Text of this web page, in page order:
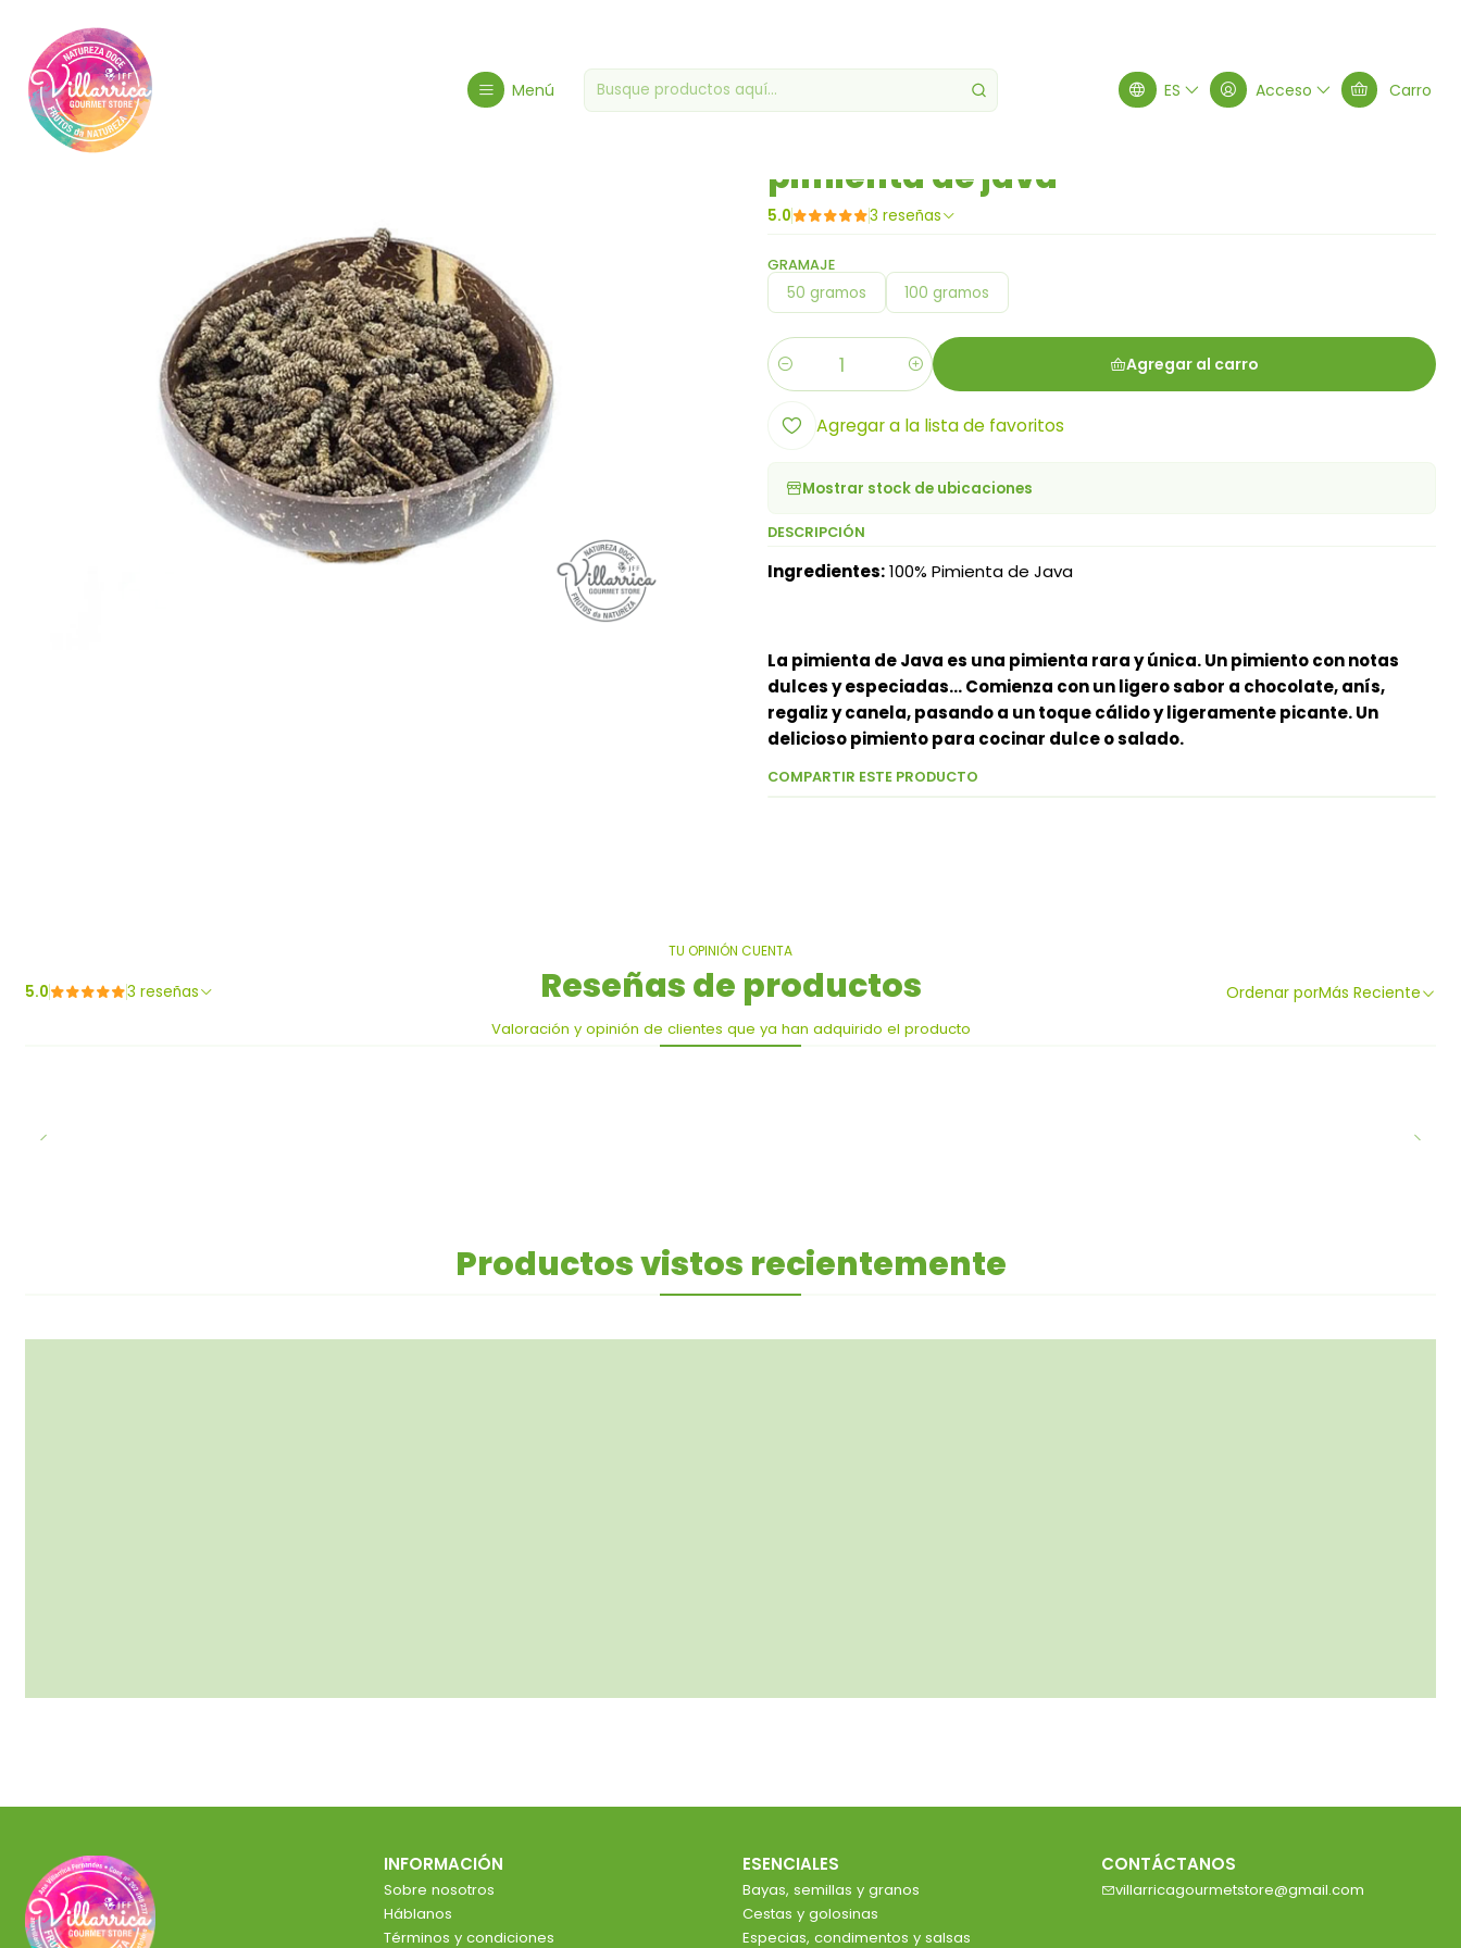
Menú ES Acceso Carro
pimienta de java
5.0 3 reseñas
GRAMAJE
50 gramos 100 gramos
Cantidad Agregar al carro
Agregar a la lista de favoritos
Mostrar stock de ubicaciones
DESCRIPCIÓN
Ingredientes:100% Pimienta de Java
La pimienta de Java es una pimienta rara y única. Un pimiento con notas
dulces y especiadas... Comienza con un ligero sabor a chocolate, anís,
regaliz y canela, pasando a un toque cálido y ligeramente picante. Un
delicioso pimiento para cocinar dulce o salado.
COMPARTIR ESTE PRODUCTO
TU OPINIÓN CUENTA
Reseñas de productos
Valoración y opinión de clientes que ya han adquirido el producto
5.0 3 reseñas Ordenar porMás Reciente
Productos vistos recientemente
INFORMACIÓN
Sobre nosotros
Háblanos
Términos y condiciones
ESENCIALES
Bayas, semillas y granos
Cestas y golosinas
Especias, condimentos y salsas
CONTÁCTANOS
villarricagourmetstore@gmail.com